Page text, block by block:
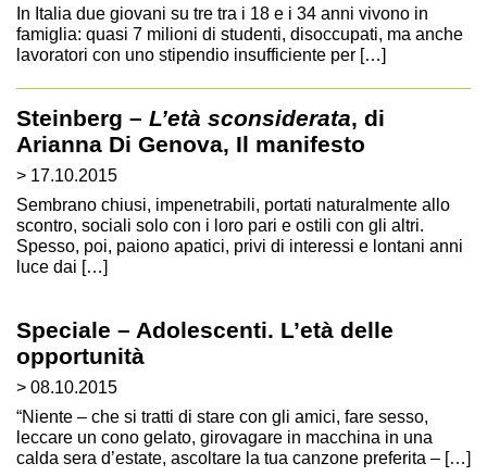
In Italia due giovani su tre tra i 18 e i 34 anni vivono in
famiglia: quasi 7 milioni di studenti, disoccupati, ma anche
lavoratori con uno stipendio insufficiente per […]
Steinberg – L’età sconsiderata, di
Arianna Di Genova, Il manifesto
> 17.10.2015
Sem­brano chiusi, impe­ne­tra­bili, por­tati natu­ral­mente allo
scon­tro, sociali solo con i loro pari e ostili con gli altri.
Spesso, poi, paiono apa­tici, privi di inte­ressi e lon­tani anni
luce dai […]
Speciale – Adolescenti. L’età delle
opportunità
> 08.10.2015
“Niente – che si tratti di stare con gli amici, fare sesso,
leccare un cono gelato, girovagare in macchina in una
calda sera d’estate, ascoltare la tua canzone preferita – […]